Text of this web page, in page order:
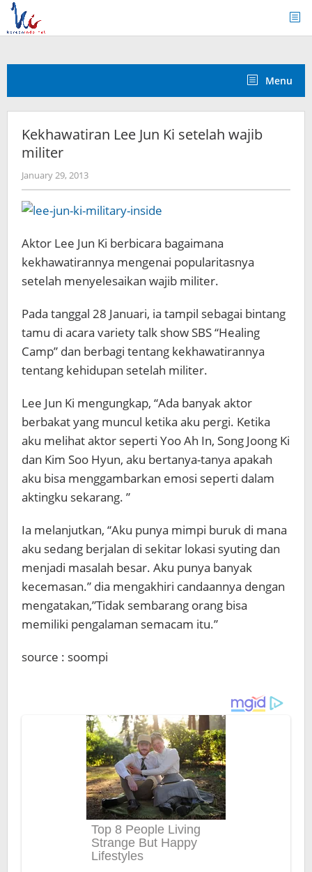
Skip
content
Menu
Kekhawatiran Lee Jun Ki setelah wajib
militer
January 29, 2013by
Koreanindo
Aktor Lee Jun Ki berbicara bagaimana
kekhawatirannya mengenai popularitasnya
setelah menyelesaikan wajib militer.
Pada tanggal 28 Januari, ia tampil sebagai bintang
tamu di acara variety talk show SBS “Healing
Camp” dan berbagi tentang kekhawatirannya
tentang kehidupan setelah militer.
Lee Jun Ki mengungkap, “Ada banyak aktor
berbakat yang muncul ketika aku pergi. Ketika
aku melihat aktor seperti Yoo Ah In, Song Joong Ki
dan Kim Soo Hyun, aku bertanya-tanya apakah
aku bisa menggambarkan emosi seperti dalam
aktingku sekarang. ”
Ia melanjutkan, “Aku punya mimpi buruk di mana
aku sedang berjalan di sekitar lokasi syuting dan
menjadi masalah besar. Aku punya banyak
kecemasan.” dia mengakhiri candaannya dengan
mengatakan,”Tidak sembarang orang bisa
memiliki pengalaman semacam itu.”
source : soompi